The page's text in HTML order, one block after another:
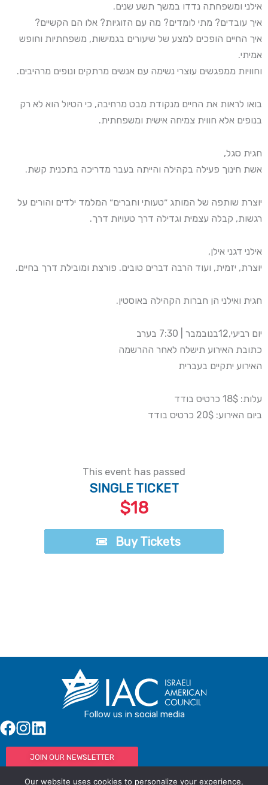
אילני ומשפחתה נדדו במשך תשע שנים.
איך עובדים? מתי לומדים? מה עם הזוגיות? אלו הם הקשיים?
איך החיים הופכים למצע של שיעורים בגמישות, משפחתיות וחופש
אמיתי.
וחוויות ממפגשים עוצרי נשימה עם אנשים מרתקים ונופים מרהיבים.
בואו לראות את החיים מנקודת מבט מרחיבה, כי הטיול הוא לא רק
בנופים אלא חווית צמיחה אישית ומשפחתית.
חגית סגל,
אשת חינוך פעילה בקהילה והייתה בעבר מדריכה בתכנית קשת.
יוצרת שותפה של המותג ״טעותי וחברים״ המלמד ילדים והורים על
רגשות, קבלה עצמית וגדילה דרך טעויות דרך.
אילני דגני אילן,
יוצרת, יזמית, ועוד הרבה דברים טובים. פורצת ומובילת דרך בחיים.
חגית ואילני הן חברות הקהילה באוסטין.
יום רביעי,12בנובמבר | 7:30 בערב
כתובת האירוע תישלח לאחר ההרשמה
האירוע יתקיים בעברית
עלות: 18$ כרטיס בודד
ביום האירוע: 20$ כרטיס בודד
This event has passed
SINGLE TICKET
$18
Buy Tickets
Follow us in social media
JOIN OUR NEWSLETTER
Our website uses cookies to personalize your experience,